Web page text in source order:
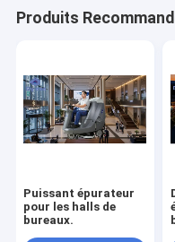
Produits
Puissant épurateur
pour les halls de
bureaux.